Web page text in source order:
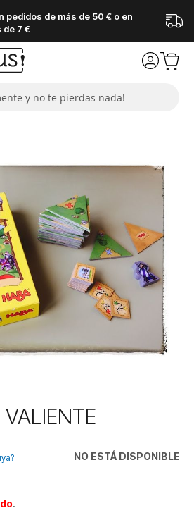
pedidos de más de 50 € o en
de 7 €
NO ESTÁ DISPONIBLE
.